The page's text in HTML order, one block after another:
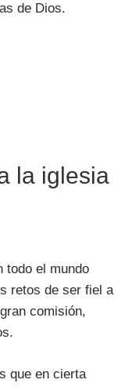
de Dios.
la iglesia
todo el mundo
retos de ser fiel a
comisión,
que en cierta